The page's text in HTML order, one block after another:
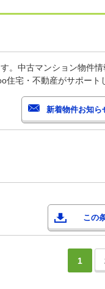
。中古マンション物件情
宅・不動産がサポート
この
1